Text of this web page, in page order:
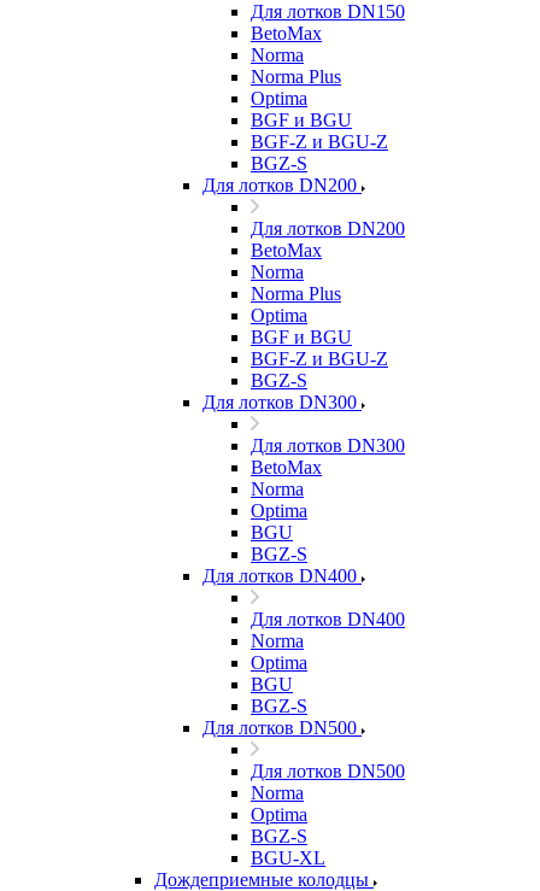
Для лотков DN150
BetoMax
Norma
Norma Plus
Optima
BGF и BGU
BGF-Z и BGU-Z
BGZ-S
Для лотков DN200
Для лотков DN200
BetoMax
Norma
Norma Plus
Optima
BGF и BGU
BGF-Z и BGU-Z
BGZ-S
Для лотков DN300
Для лотков DN300
BetoMax
Norma
Optima
BGU
BGZ-S
Для лотков DN400
Для лотков DN400
Norma
Optima
BGU
BGZ-S
Для лотков DN500
Для лотков DN500
Norma
Optima
BGZ-S
BGU-XL
Дождеприемные колодцы